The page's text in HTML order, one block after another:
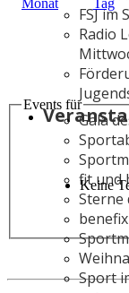
FSJ im
Radio
Gala
fit und
Sterne
Sport
Events für
Keine